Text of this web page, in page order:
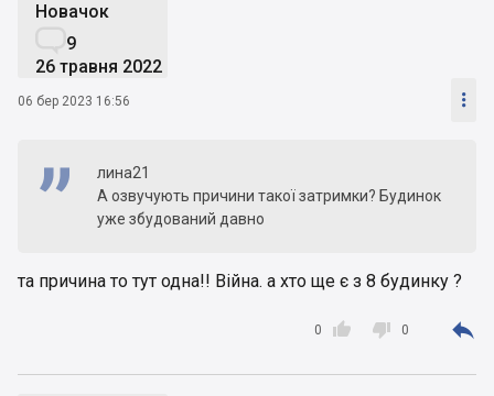
Новачок
9
26 травня 2022
06 бер 2023 16:56 
лина21
А озвучують причини такої затримки? Будинок
уже збудований давно
та причина то тут одна!! Війна. а хто ще є з 8 будинку ?

0  0 